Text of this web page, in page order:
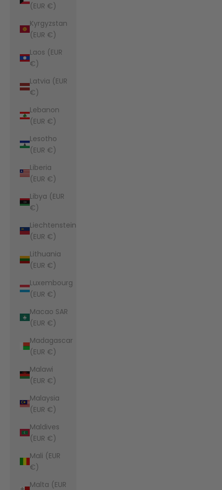
(EUR €)
Kyrgyzstan
(EUR €)
Laos (EUR
€)
Latvia (EUR
€)
Lebanon
(EUR €)
Lesotho
(EUR €)
Liberia
(EUR €)
Libya (EUR
€)
Liechtenstein
(EUR €)
Lithuania
(EUR €)
Luxembourg
(EUR €)
Macao SAR
(EUR €)
Madagascar
(EUR €)
Malawi
(EUR €)
Malaysia
(EUR €)
Maldives
(EUR €)
Mali (EUR
€)
Malta (EUR